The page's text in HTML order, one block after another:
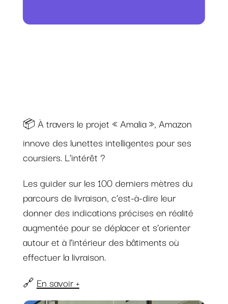
📦 À travers le projet « Amalia », Amazon
innove des lunettes intelligentes pour ses
coursiers. L’intérêt ?
Les guider sur les 100 derniers mètres du
parcours de livraison, c’est-à-dire leur
donner des indications précises en réalité
augmentée pour se déplacer et s’orienter
autour et à l’intérieur des bâtiments où
effectuer la livraison.
🔗 En savoir +